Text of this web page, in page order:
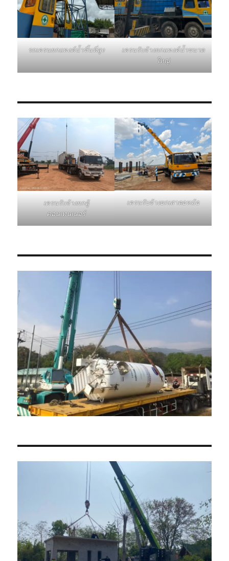
รถเครนยกแทงค์น้ำขึ้นที่สูง
เครนรับจ้างยกแทงค์น้ำขนาด
ใหญ่
เครนรับจ้างยกตู้
คอนเทนเนอร์
เครนรับจ้างยกเสาตอหม้อ